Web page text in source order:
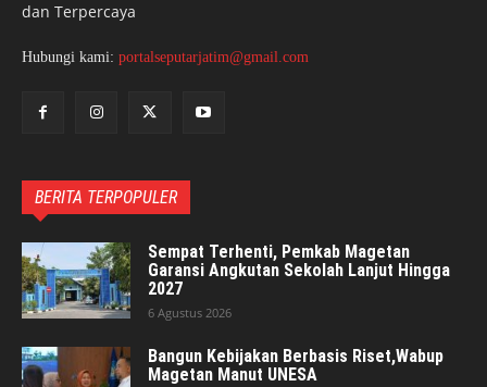
dan Terpercaya
Hubungi kami: portalseputarjatim@gmail.com
BERITA TERPOPULER
Sempat Terhenti, Pemkab Magetan
Garansi Angkutan Sekolah Lanjut Hingga
2027
6 Agustus 2026
Bangun Kebijakan Berbasis Riset,Wabup
Magetan Manut UNESA